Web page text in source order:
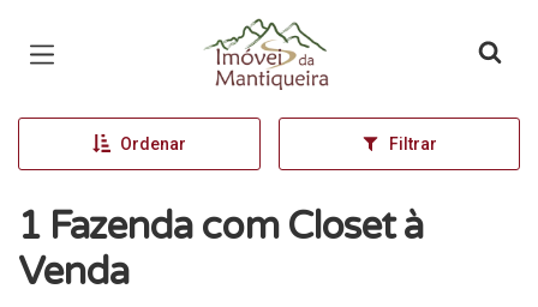
Página inicial
Ordenar Filtrar
1 Fazenda com Closet à
Venda